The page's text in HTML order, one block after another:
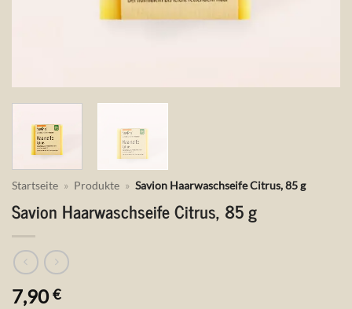
Startseite » Produkte » Savion Haarwaschseife Citrus, 85 g
Savion Haarwaschseife Citrus, 85 g
7,90€